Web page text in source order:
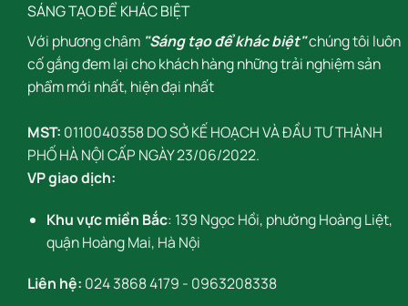
SÁNG TẠO ĐỂ KHÁC BIỆT
Với phương châm "Sáng tạo để khác biệt"chúng tôi luôn
cố gắng đem lại cho khách hàng những trải nghiệm sản
phẩm mới nhất, hiện đại nhất
MST: 0110040358 DO SỞ KẾ HOẠCH VÀ ĐẦU TƯ THÀNH
PHỐ HÀ NỘI CẤP NGÀY 23/06/2022.
VP giao dịch:
Khu vực miền Bắc: 139 Ngọc Hồi, phường Hoàng Liệt,
quận Hoàng Mai, Hà Nội
Liên hệ: 024 3868 4179 - 0963208338